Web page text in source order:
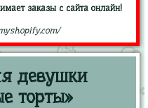
заказы с сайта онлайн!
девушки
торты»